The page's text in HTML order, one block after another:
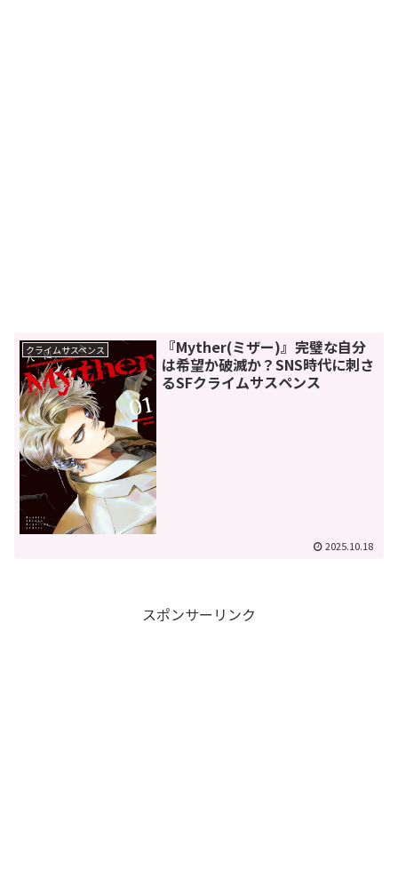
クライムサスペンス
『Myther(ミザー)』完璧な自分
は希望か破滅か？SNS時代に刺さ
るSFクライムサスペンス
2025.10.18
スポンサーリンク